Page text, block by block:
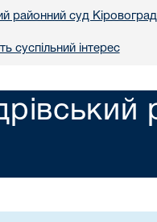
районний суд
суспільний інтерес